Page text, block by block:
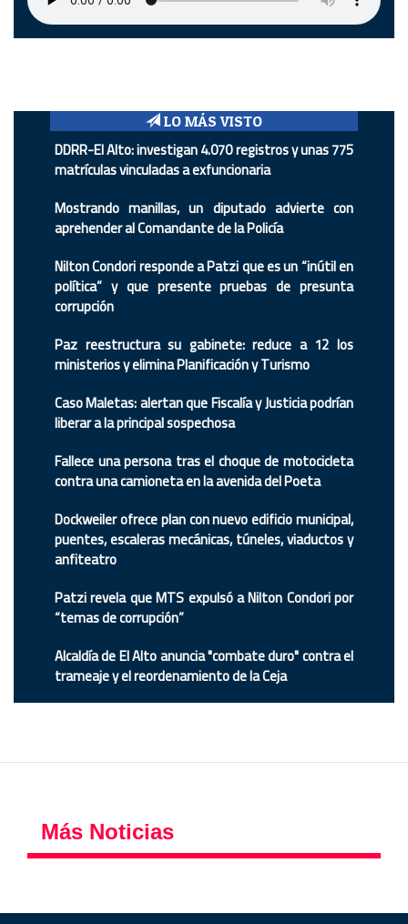
LO MÁS VISTO
DDRR-El Alto: investigan 4.070 registros y unas 775
matrículas vinculadas a exfuncionaria
Mostrando manillas, un diputado advierte con
aprehender al Comandante de la Policía
Nilton Condori responde a Patzi que es un “inútil en
política” y que presente pruebas de presunta
corrupción
Paz reestructura su gabinete: reduce a 12 los
ministerios y elimina Planificación y Turismo
Caso Maletas: alertan que Fiscalía y Justicia podrían
liberar a la principal sospechosa
Fallece una persona tras el choque de motocicleta
contra una camioneta en la avenida del Poeta
Dockweiler ofrece plan con nuevo edificio municipal,
puentes, escaleras mecánicas, túneles, viaductos y
anfiteatro
Patzi revela que MTS expulsó a Nilton Condori por
“temas de corrupción”
Alcaldía de El Alto anuncia "combate duro" contra el
trameaje y el reordenamiento de la Ceja
Más Noticias